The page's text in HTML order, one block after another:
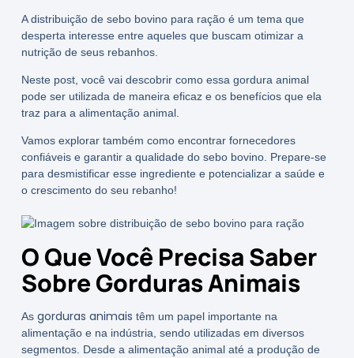
A distribuição de sebo bovino para ração é um tema que
desperta interesse entre aqueles que buscam otimizar a
nutrição de seus rebanhos.
Neste post, você vai descobrir como essa gordura animal
pode ser utilizada de maneira eficaz e os benefícios que ela
traz para a alimentação animal.
Vamos explorar também como encontrar fornecedores
confiáveis e garantir a qualidade do sebo bovino. Prepare-se
para desmistificar esse ingrediente e potencializar a saúde e
o crescimento do seu rebanho!
O Que Você Precisa Saber
Sobre Gorduras Animais
As gorduras animais têm um papel importante na
alimentação e na indústria, sendo utilizadas em diversos
segmentos. Desde a alimentação animal até a produção de